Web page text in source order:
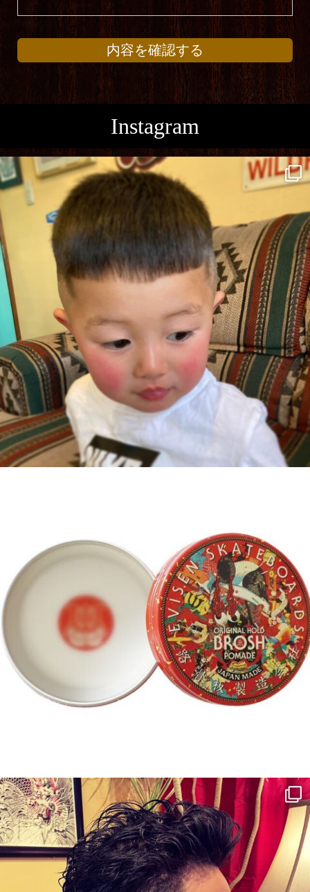
2.個人情報の利用について
1) 当店は、個人情報を取得の際に示した利用目的の範囲内
で、業務の遂行上必要な限りにおいて利用します。
2) 当店は、個人情報の取扱いを第三者に委託する場合には、
3.個人情報の第三者提供について
当店は、法令に定める場合を除き、個人情報を事前に本人の
同意を得ることなく、第三者に提供いたしません。
4.個人情報の管理について
1) 当店は、個人情報の正確性を保ち、これを安全に管理いた
します。
2) 当店は、個人情報の紛失、破壊、改ざん及び漏洩などを防
止するため、不正アクセス、コンピュータウィルス等に対す
る適正なセキュリティ対策を講じます。
3) 当店は、個人情報の持ち出し、外部への送信等による漏洩
の防止を行います。
5.個人情報の開示・訂正・利用停止・消去について
当店は、本人が自己の個人情報について、開示・訂正・利用
ざいましたら、当店窓口（TEL）：0495-71-8620 までご連
絡くださいますようお願い申し上げます。
GOOD FELLAS BARBER SHOP
〒3369-0306 埼玉県児玉郡上里町大字七本木2377-27
TEL. 0495-71-8620
内容を確認する
Instagram